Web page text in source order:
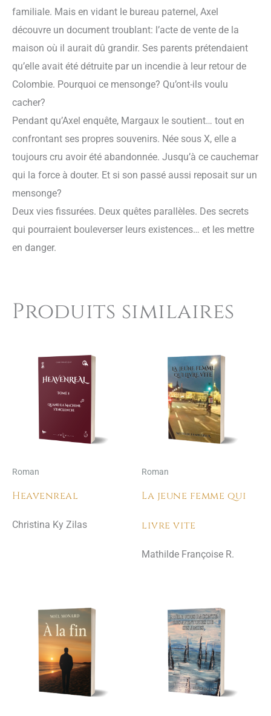
familiale. Mais en vidant le bureau paternel, Axel
découvre un document troublant: l’acte de vente de la
maison où il aurait dû grandir. Ses parents prétendaient
qu’elle avait été détruite par un incendie à leur retour de
Colombie. Pourquoi ce mensonge? Qu’ont-ils voulu
cacher?
Pendant qu’Axel enquête, Margaux le soutient… tout en
confrontant ses propres souvenirs. Née sous X, elle a
toujours cru avoir été abandonnée. Jusqu’à ce cauchemar
qui la force à douter. Et si son passé aussi reposait sur un
mensonge?
Deux vies fissurées. Deux quêtes parallèles. Des secrets
qui pourraient bouleverser leurs existences… et les mettre
en danger.
Produits similaires
Roman
Heavenreal
Christina Ky Zilas
Roman
La jeune femme qui
livre vite
Mathilde Françoise R.